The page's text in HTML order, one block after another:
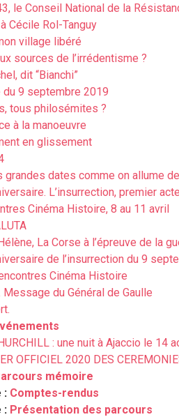
le Conseil National de la
Cécile Rol-Tanguy
village libéré
sources de l’irrédentisme ?
dit “Bianchi”
du 9 septembre 2019
tous philosémites ?
à la manoeuvre
en glissement
grandes dates comme on allume
L’insurrection, premier
Cinéma Histoire, 8 au 11 avril
La Corse à l’épreuve de la
de l’insurrection du 9
Cinéma Histoire
Message du Général de Gaulle
: une nuit à Ajaccio le 14
OFFICIEL 2020 DES
mémoire
: Comptes-rendus
: Présentation des parcours